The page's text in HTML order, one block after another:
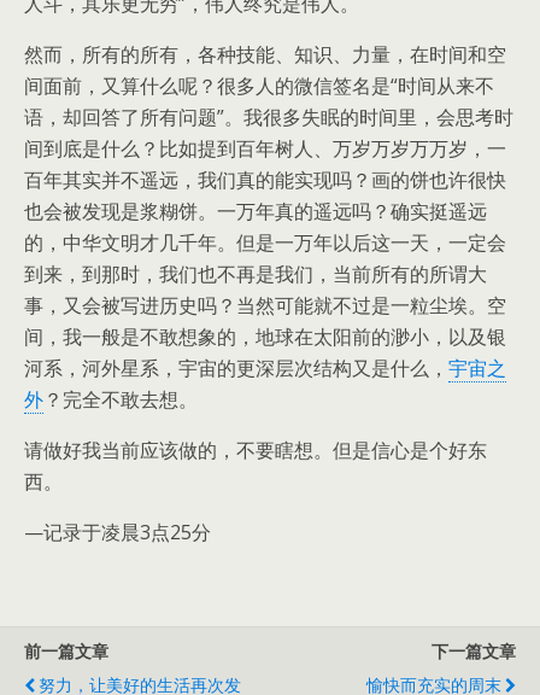
然而，所有的所有，各种技能、知识、力量，在时间和空
间面前，又算什么呢？很多人的微信签名是“时间从来不
语，却回答了所有问题”。我很多失眠的时间里，会思考时
间到底是什么？比如提到百年树人、万岁万岁万万岁，一
百年其实并不遥远，我们真的能实现吗？画的饼也许很快
也会被发现是浆糊饼。一万年真的遥远吗？确实挺遥远
的，中华文明才几千年。但是一万年以后这一天，一定会
到来，到那时，我们也不再是我们，当前所有的所谓大
事，又会被写进历史吗？当然可能就不过是一粒尘埃。空
间，我一般是不敢想象的，地球在太阳前的渺小，以及银
河系，河外星系，宇宙的更深层次结构又是什么， 宇宙之
外？完全不敢去想。
请做好我当前应该做的，不要瞎想。但是信心是个好东
西。
—记录于凌晨3点25分
前一篇文章
努力，让美好的生活再次发
下一篇文章
愉快而充实的周末